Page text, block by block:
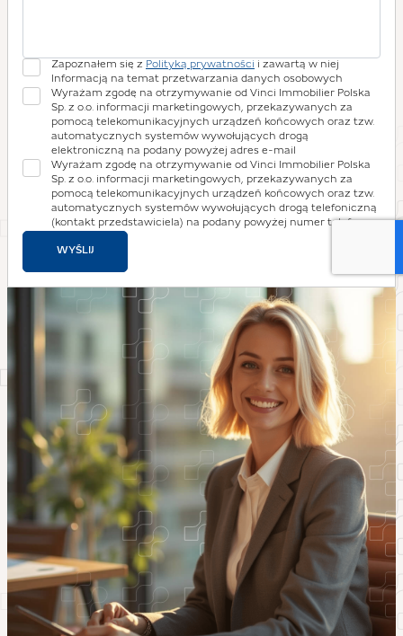
Zapoznałem się z Polityką prywatności i zawartą w niej
Informacją na temat przetwarzania danych osobowych
Wyrażam zgodę na otrzymywanie od Vinci Immobilier Polska
Sp. z o.o. informacji marketingowych, przekazywanych za
pomocą telekomunikacyjnych urządzeń końcowych oraz tzw.
automatycznych systemów wywołujących drogą
elektroniczną na podany powyżej adres e-mail
Wyrażam zgodę na otrzymywanie od Vinci Immobilier Polska
Sp. z o.o. informacji marketingowych, przekazywanych za
pomocą telekomunikacyjnych urządzeń końcowych oraz tzw.
automatycznych systemów wywołujących drogą telefoniczną
(kontakt przedstawiciela) na podany powyżej numer telefonu
WYŚLIJ